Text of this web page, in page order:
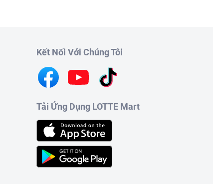
Kết Nối Với Chúng Tôi
Tải Ứng Dụng LOTTE Mart